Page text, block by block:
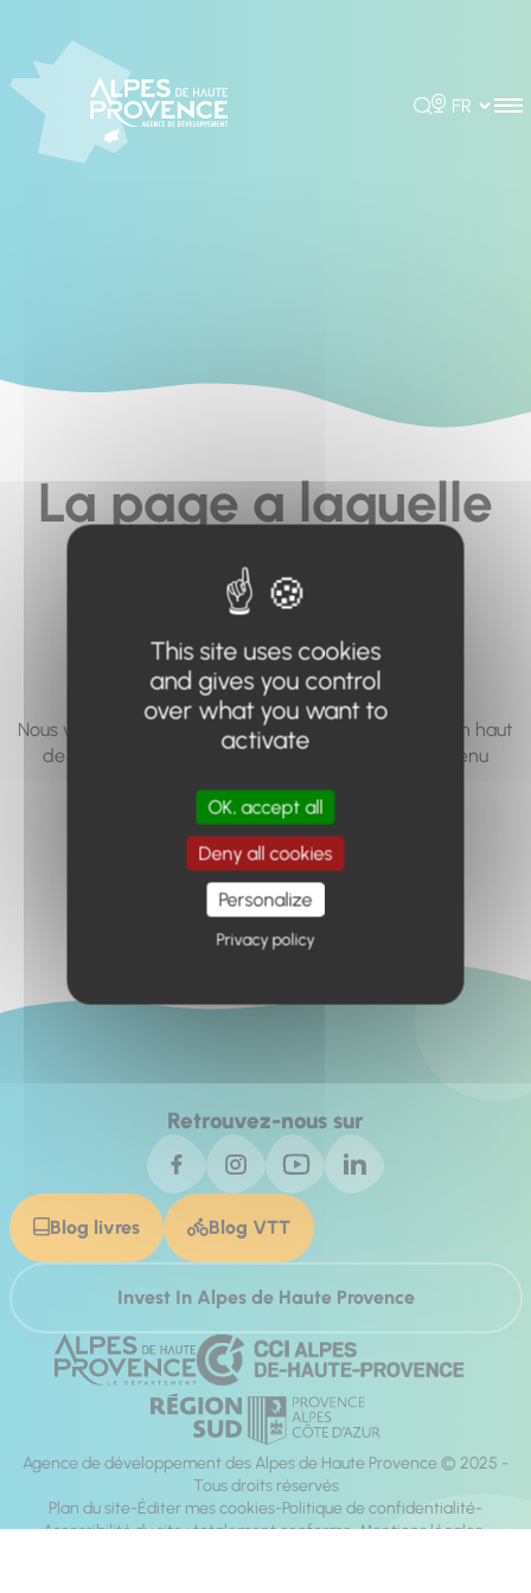
Rechercher
Choisir la
La page a laquelle
vous cherchez à
accéder n'existe
pas... ou plus.
Nous vous invitons à utiliser le moteur de recherche en haut
de page, ou à utiliser le menu pour trouver le contenu
Retour à l'accueil
Retrouvez-nous sur
Blog livres Blog VTT
Invest In Alpes de Haute Provence
Agence de développement des Alpes de Haute Provence © 2025 -
Tous droits réservés
Plan du site Éditer mes cookies Politique de confidentialité
Accessibilité du site : totalement conforme Mentions légales
This site uses cookies
and gives you control
over what you want to
activate
OK, accept all
Deny all cookies
Personalize
Privacy policy